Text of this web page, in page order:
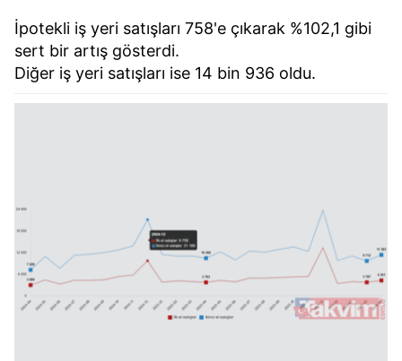
İpotekli iş yeri satışları 758'e çıkarak %102,1 gibi
sert bir artış gösterdi.
Diğer iş yeri satışları ise 14 bin 936 oldu.